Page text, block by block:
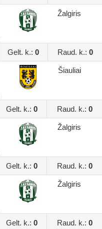
Žalgiris
Gelt. k.: 0 Raud. k.: 0
Šiauliai
Gelt. k.: 0 Raud. k.: 0
Žalgiris
Gelt. k.: 0 Raud. k.: 0
Žalgiris
Gelt. k.: 0 Raud. k.: 0